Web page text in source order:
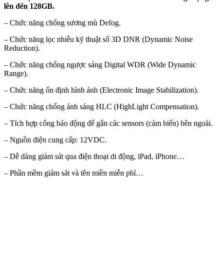
lên đến 128GB.
– Chức năng chống sương mù Defog.
– Chức năng lọc nhiễu kỹ thuật số 3D DNR (Dynamic Noise
Reduction).
– Chức năng chống ngược sáng Digital WDR (Wide Dynamic
Range).
– Chức năng ổn định hình ảnh (Electronic Image Stabilization).
– Chức năng chống ánh sáng HLC (HighLight Compensation).
– Tích hợp cổng báo động để gắn các sensors (cảm biến) bên ngoài.
– Nguồn điện cung cấp: 12VDC.
– Dễ dàng giám sát qua điện thoại di động, iPad, iPhone…
– Phần mềm giám sát và tên miền miễn phí…